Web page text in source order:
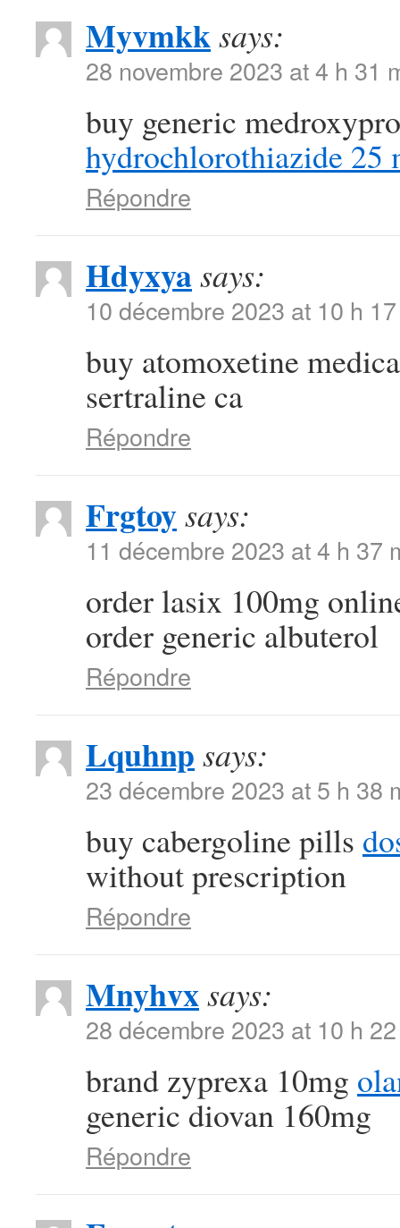
Myvmkksays:
28 novembre 2023 at 4 h 31
buy generic
hydrochlorothiazide 25
Répondre
Hdyxyasays:
10 décembre 2023 at 10 h
buy atomoxetine
sertraline ca
Répondre
Frgtoysays:
11 décembre 2023 at 4 h 37
order lasix 100mg
order generic albuterol
Répondre
Lquhnp says:
23 décembre 2023 at 5 h 38
buy cabergoline pills
without prescription
Répondre
Mnyhvxsays:
28 décembre 2023 at 10 h
brand zyprexa 10mg
generic diovan 160mg
Répondre